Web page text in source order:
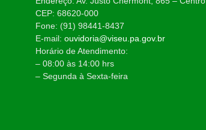
CEP: 68620-000
Fone: (91) 98441-8437
E-mail: ouvidoria@viseu.pa.gov.br
Horário de Atendimento:
– 08:00 às 14:00 hrs
– Segunda à Sexta-feira